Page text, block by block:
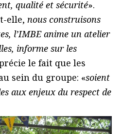
qualité et sécurité».
elle, nous construisons
l’IMBE anime un atelier
informe sur les
le fait que les
sein du groupe: «soient
aux enjeux du respect de